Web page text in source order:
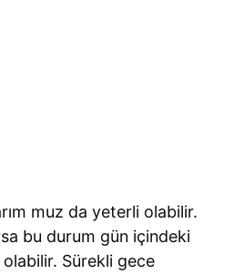
muz da yeterli olabilir.
bu durum gün içindeki
Sürekli gece